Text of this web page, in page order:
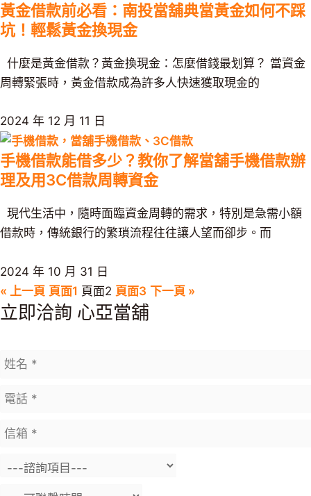
黃金借款前必看：南投當舖典當黃金如何不踩
坑！輕鬆黃金換現金
什麼是黃金借款？黃金換現金：怎麼借錢最划算？ 當資金
周轉緊張時，黃金借款成為許多人快速獲取現金的
2024 年 12 月 11 日
手機借款能借多少？教你了解當舖手機借款辦
理及用3C借款周轉資金
現代生活中，隨時面臨資金周轉的需求，特別是急需小額
借款時，傳統銀行的繁瑣流程往往讓人望而卻步。而
2024 年 10 月 31 日
« 上一頁 頁面1 頁面2 頁面3 下一頁 »
立即洽詢 心亞當舖